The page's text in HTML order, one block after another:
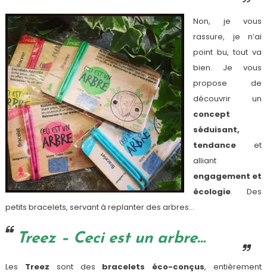
Non, je vous
rassure, je n’ai
point bu, tout va
bien. Je vous
propose de
découvrir un
concept
séduisant,
tendanceet
alliant
engagement et
écologie. Des
petits bracelets, servant à replanter des arbres…
Treez – Ceci est un arbre…
Les Treez sont des bracelets éco-conçus, entièrement